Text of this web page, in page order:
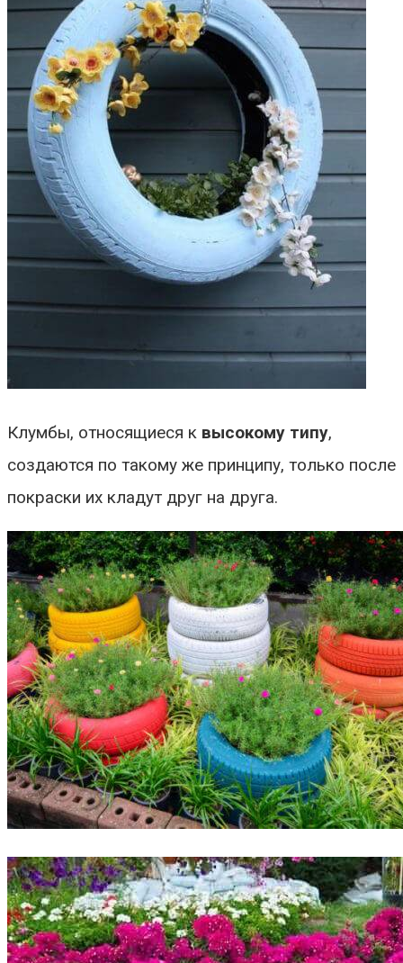
Клумбы, относящиеся к высокому типу,
создаются по такому же принципу, только после
покраски их кладут друг на друга.